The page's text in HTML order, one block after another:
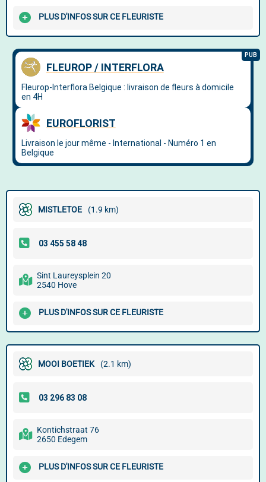
PLUS D'INFOS SUR CE FLEURISTE
MISTLETOE (1.9 km)
Sint Laureysplein 20
2540 Hove
PLUS D'INFOS SUR CE FLEURISTE
MOOI BOETIEK (2.1 km)
Kontichstraat 76
2650 Edegem
PLUS D'INFOS SUR CE FLEURISTE